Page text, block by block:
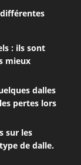
: ils sont
mieux
dalles
pertes lors
sur les
de dalle.